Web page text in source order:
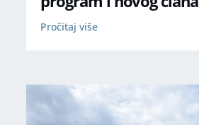
Pročitaj više